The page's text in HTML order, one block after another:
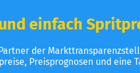
einfach
der
Preisprognosen und eine